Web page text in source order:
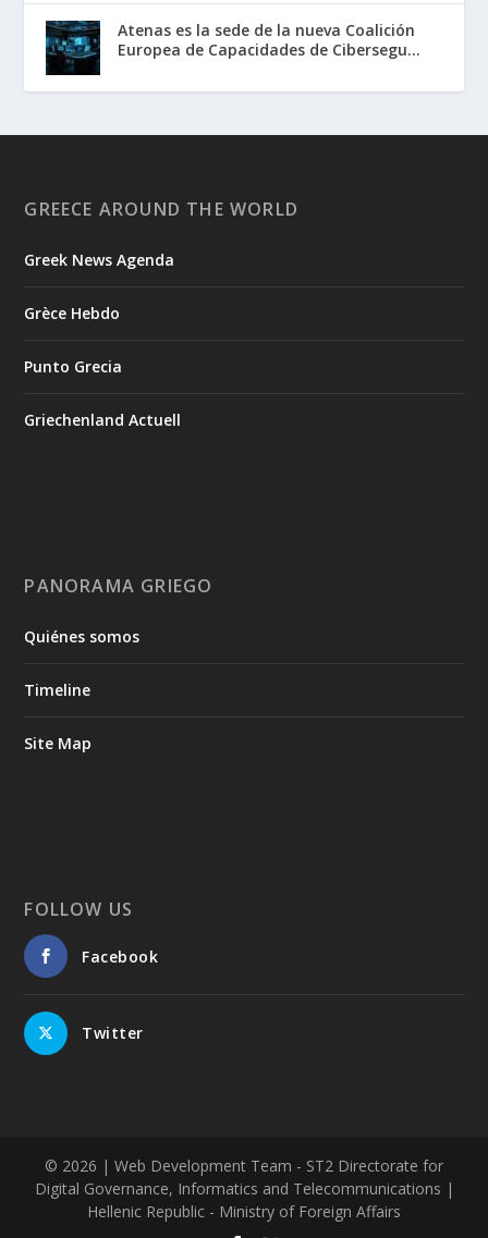
Atenas es la sede de la nueva Coalición
Europea de Capacidades de Cibersegu...
GREECE AROUND THE WORLD
Greek News Agenda
Grèce Hebdo
Punto Grecia
Griechenland Actuell
PANORAMA GRIEGO
Quiénes somos
Timeline
Site Map
FOLLOW US
Facebook
Twitter
© 2026 | Web Development Team - ST2 Directorate for
Digital Governance, Informatics and Telecommunications |
Hellenic Republic - Ministry of Foreign Affairs